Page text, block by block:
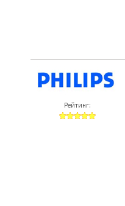
Рейтинг: